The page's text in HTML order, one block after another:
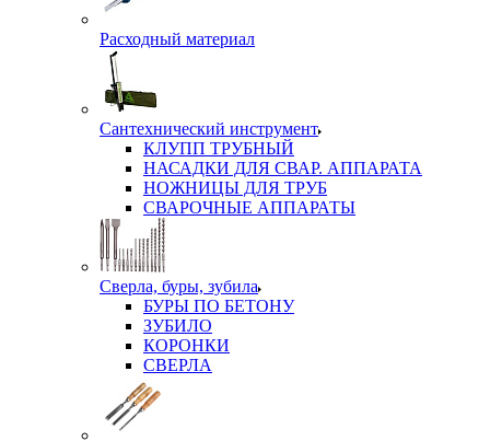
Расходный материал
Сантехнический инструмент
КЛУПП ТРУБНЫЙ
НАСАДКИ ДЛЯ СВАР. АППАРАТА
НОЖНИЦЫ ДЛЯ ТРУБ
СВАРОЧНЫЕ АППАРАТЫ
Сверла, буры, зубила
БУРЫ ПО БЕТОНУ
ЗУБИЛО
КОРОНКИ
СВЕРЛА